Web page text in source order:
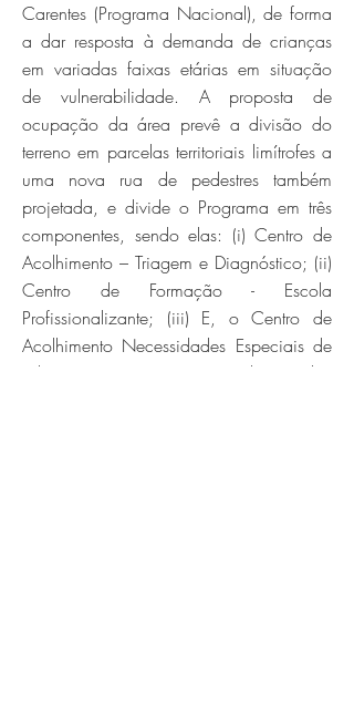
Carentes (Programa Nacional), de forma
a dar resposta à demanda de crianças
em variadas faixas etárias em situação
de vulnerabilidade. A proposta de
ocupação da área prevê a divisão do
terreno em parcelas territoriais limítrofes a
uma nova rua de pedestres também
projetada, e divide o Programa em três
componentes, sendo elas: (i) Centro de
Acolhimento – Triagem e Diagnóstico; (ii)
Centro de Formação - Escola
Profissionalizante; (iii) E, o Centro de
Acolhimento Necessidades Especiais de
Educação – com a missão de guardar,